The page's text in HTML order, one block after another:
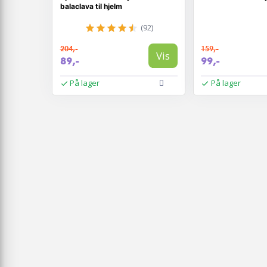
balaclava til hjelm
(92)
204,-
89,- Vis
På lager
159,-
99,-
På lager